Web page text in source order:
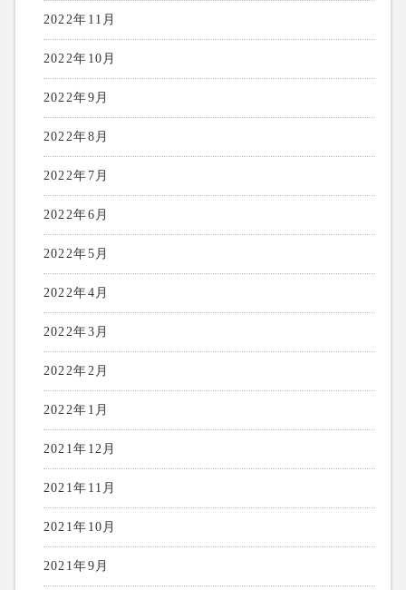
2022年11月
2022年10月
2022年9月
2022年8月
2022年7月
2022年6月
2022年5月
2022年4月
2022年3月
2022年2月
2022年1月
2021年12月
2021年11月
2021年10月
2021年9月